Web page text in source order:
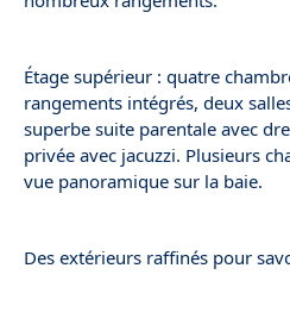
Étage supérieur : quatre
rangements intégrés, deux
superbe suite parentale avec
privée avec jacuzzi. Plusieurs
vue panoramique sur la baie.
Des extérieurs raffinés pour